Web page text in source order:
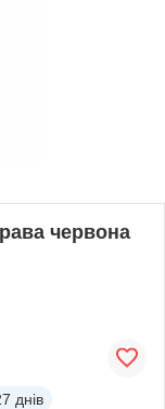
червона
днів